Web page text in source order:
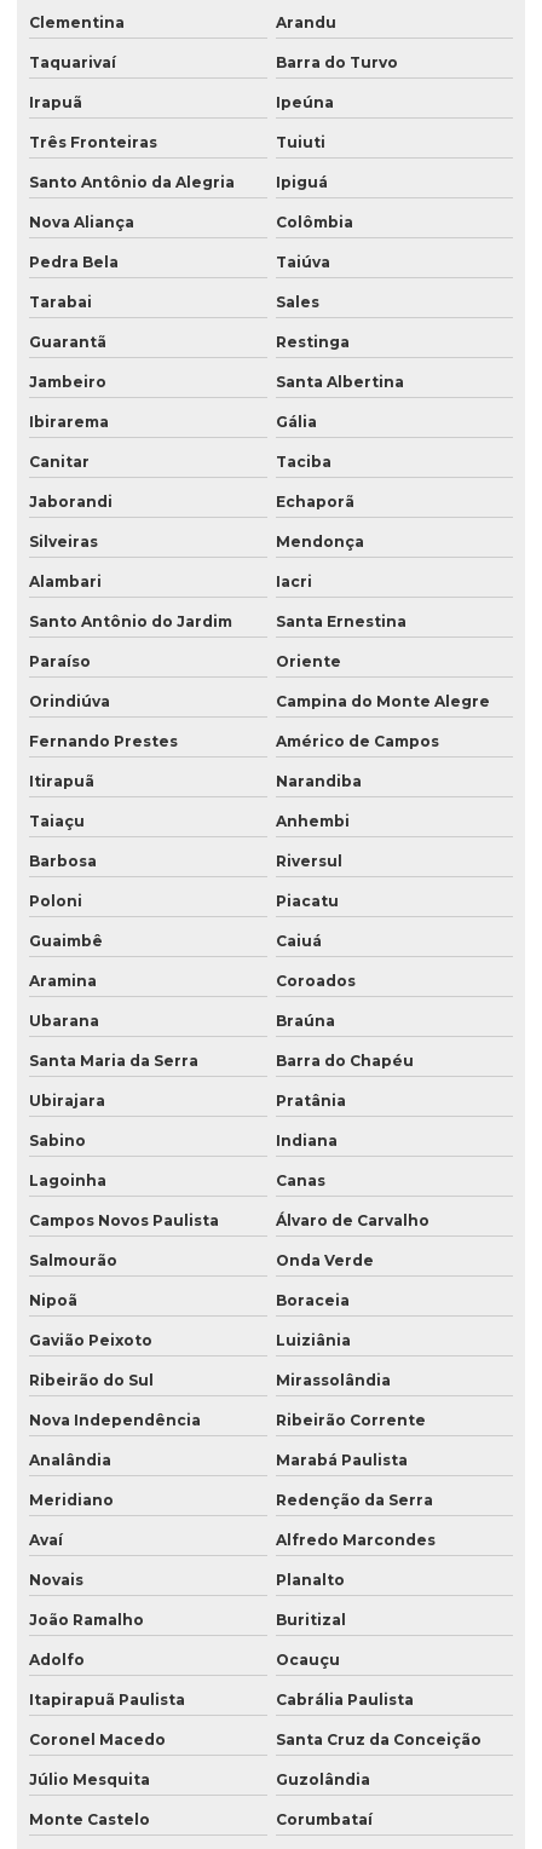
Clementina Arandu
Taquarivaí Barra do Turvo
Irapuã Ipeúna
Três Fronteiras Tuiuti
Santo Antônio da Alegria Ipiguá
Nova Aliança Colômbia
Pedra Bela Taiúva
Tarabai Sales
Guarantã Restinga
Jambeiro Santa Albertina
Ibirarema Gália
Canitar Taciba
Jaborandi Echaporã
Silveiras Mendonça
Alambari Iacri
Santo Antônio do Jardim Santa Ernestina
Paraíso Oriente
Orindiúva Campina do Monte Alegre
Fernando Prestes Américo de Campos
Itirapuã Narandiba
Taiaçu Anhembi
Barbosa Riversul
Poloni Piacatu
Guaimbê Caiuá
Aramina Coroados
Ubarana Braúna
Santa Maria da Serra Barra do Chapéu
Ubirajara Pratânia
Sabino Indiana
Lagoinha Canas
Campos Novos Paulista Álvaro de Carvalho
Salmourão Onda Verde
Nipoã Boraceia
Gavião Peixoto Luiziânia
Ribeirão do Sul Mirassolândia
Nova Independência Ribeirão Corrente
Analândia Marabá Paulista
Meridiano Redenção da Serra
Avaí Alfredo Marcondes
Novais Planalto
João Ramalho Buritizal
Adolfo Ocauçu
Itapirapuã Paulista Cabrália Paulista
Coronel Macedo Santa Cruz da Conceição
Júlio Mesquita Guzolândia
Monte Castelo Corumbataí